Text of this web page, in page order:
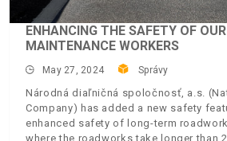
ENHANCING THE SAFETY OF
MAINTENANCE WORKERS
May 27, 2024 Správy
Národná diaľničná spoločnosť, a.s.
Company) has added a new safety
enhanced safety of long-term
where the roadworks take longer than